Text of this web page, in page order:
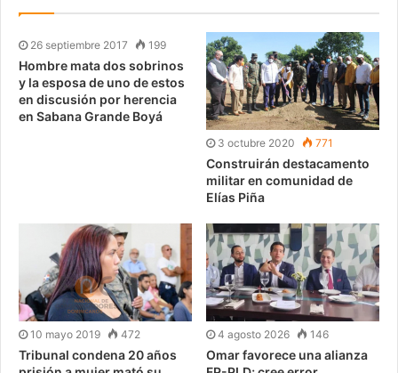
26 septiembre 2017 199
Hombre mata dos sobrinos
y la esposa de uno de estos
en discusión por herencia
en Sabana Grande Boyá
3 octubre 2020 771
Construirán destacamento
militar en comunidad de
Elías Piña
10 mayo 2019 472
Tribunal condena 20 años
4 agosto 2026 146
Omar favorece una alianza